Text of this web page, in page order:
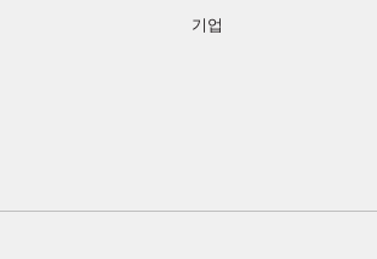
기업